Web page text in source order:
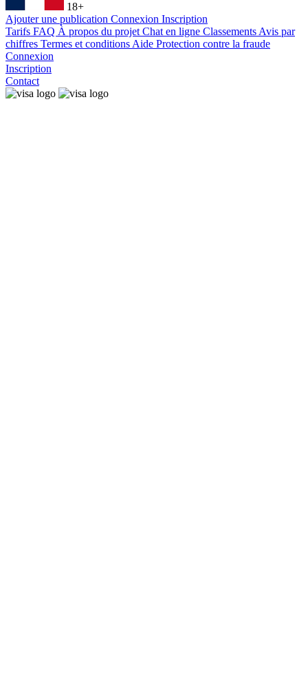
18+
Ajouter une publication Connexion Inscription
Tarifs FAQ À propos du projet Chat en ligne Classements Avis par
chiffres Termes et conditions Aide Protection contre la fraude
Connexion
Inscription
Contact